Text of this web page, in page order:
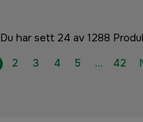
Du har sett 24 av 1288
2 3 4 5 … 42